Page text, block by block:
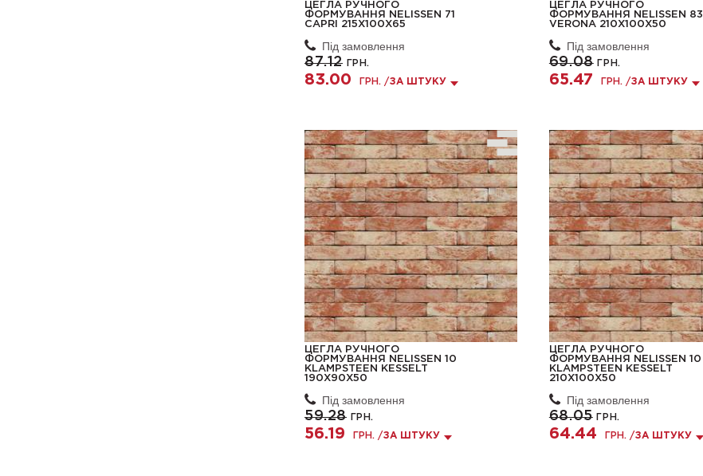
ЦЕГЛА РУЧНОГО
ФОРМУВАННЯ NELISSEN 71
CAPRI 215X100X65
Під замовлення
87.12 ГРН.
83.00 ГРН. /ЗА ШТУКУ
ЦЕГЛА РУЧНОГО
ФОРМУВАННЯ NELISSEN 83
VERONA 210X100X50
Під замовлення
69.08ГРН.
65.47 ГРН. /ЗА ШТУКУ
ЦЕГЛА РУЧНОГО
ФОРМУВАННЯ NELISSEN 10
KLAMPSTEEN KESSELT
190X90X50
Під замовлення
59.28 ГРН.
56.19 ГРН. /ЗА ШТУКУ
ЦЕГЛА РУЧНОГО
ФОРМУВАННЯ NELISSEN 10
KLAMPSTEEN KESSELT
210X100X50
Під замовлення
68.05ГРН.
64.44 ГРН. /ЗА ШТУКУ